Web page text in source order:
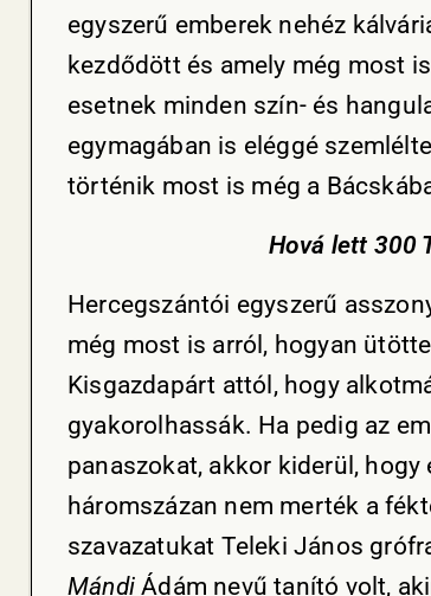
egyszerű emberek nehéz
kezdődött és amely még most
esetnek minden szín- és
egymagában is eléggé
történik most is még a
Hová lett 300
Hercegszántói egyszerű
még most is arról, hogyan
Kisgazdapárt attól, hogy
gyakorolhassák. Ha pedig az
panaszokat, akkor kiderül, hogy
háromszázan nem merték a
szavazatukat Teleki János
MándiÁdám nevű tanító volt,